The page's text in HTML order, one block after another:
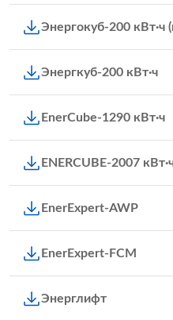
Энергокуб-200 кВт·ч
Энергкуб-200 кВт·ч
EnerCube-1290 кВт·ч
ENERCUBE-2007
EnerExpert-AWP
EnerExpert-FCM
Энерглифт